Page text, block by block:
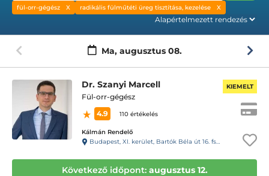
fül-orr-gégész radikális fülműtéti üreg tisztítása, kezelése
Ma, augusztus 08.
Dr. Szanyi Marcell
Fül-orr-gégész
4.9
110 értékelés
Kálmán Rendelő
Budapest, XI. kerület, Bartók Béla út 16. fsz.1.
KIEMELT
Következő időpont: augusztus 12.